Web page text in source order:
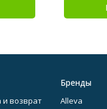
и возврат
Бренды
Alleva